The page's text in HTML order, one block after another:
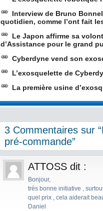
Interview de Bruno
quotidien, comme l’ont fait
Le Japon affirme sa
d’Assistance pour le grand
Cyberdyne vend son
L’exosquelette de
La première usine
3 Commentaires sur
pré-commande”
ATTOSS dit :
Bonjour,
très bonne initiative ,
quel prix , cela aiderait
Daniel